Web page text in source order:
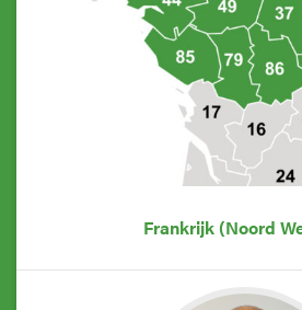
Frankrijk (Noord